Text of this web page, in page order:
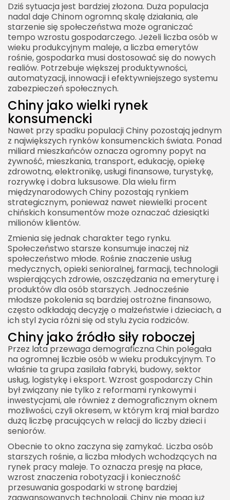
Dziś sytuacja jest bardziej złożona. Duża populacja
nadal daje Chinom ogromną skalę działania, ale
starzenie się społeczeństwa może ograniczać
tempo wzrostu gospodarczego. Jeżeli liczba osób w
wieku produkcyjnym maleje, a liczba emerytów
rośnie, gospodarka musi dostosować się do nowych
realiów. Potrzebuje większej produktywności,
automatyzacji, innowacji i efektywniejszego systemu
zabezpieczeń społecznych.
Chiny jako wielki rynek
konsumencki
Nawet przy spadku populacji Chiny pozostają jednym
z największych rynków konsumenckich świata. Ponad
miliard mieszkańców oznacza ogromny popyt na
żywność, mieszkania, transport, edukację, opiekę
zdrowotną, elektronikę, usługi finansowe, turystykę,
rozrywkę i dobra luksusowe. Dla wielu firm
międzynarodowych Chiny pozostają rynkiem
strategicznym, ponieważ nawet niewielki procent
chińskich konsumentów może oznaczać dziesiątki
milionów klientów.
Zmienia się jednak charakter tego rynku.
Społeczeństwo starsze konsumuje inaczej niż
społeczeństwo młode. Rośnie znaczenie usług
medycznych, opieki senioralnej, farmacji, technologii
wspierających zdrowie, oszczędzania na emeryturę i
produktów dla osób starszych. Jednocześnie
młodsze pokolenia są bardziej ostrożne finansowo,
często odkładają decyzję o małżeństwie i dzieciach, a
ich styl życia różni się od stylu życia rodziców.
Chiny jako źródło siły roboczej
Przez lata przewaga demograficzna Chin polegała
na ogromnej liczbie osób w wieku produkcyjnym. To
właśnie ta grupa zasilała fabryki, budowy, sektor
usług, logistykę i eksport. Wzrost gospodarczy Chin
był związany nie tylko z reformami rynkowymi i
inwestycjami, ale również z demograficznym oknem
możliwości, czyli okresem, w którym kraj miał bardzo
dużą liczbę pracujących w relacji do liczby dzieci i
seniorów.
Obecnie to okno zaczyna się zamykać. Liczba osób
starszych rośnie, a liczba młodych wchodzących na
rynek pracy maleje. To oznacza presję na płace,
wzrost znaczenia robotyzacji i konieczność
przesuwania gospodarki w stronę bardziej